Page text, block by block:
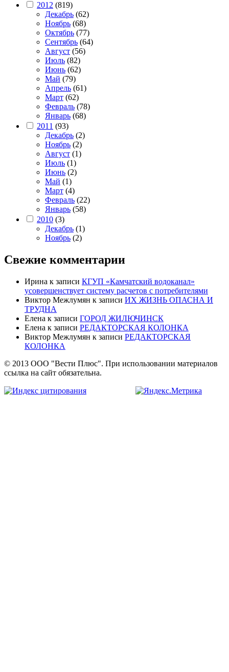
2012 (819)
Декабрь (62)
Ноябрь (68)
Октябрь (77)
Сентябрь (64)
Август (56)
Июль (82)
Июнь (62)
Май (79)
Апрель (61)
Март (62)
Февраль (78)
Январь (68)
2011 (93)
Декабрь (2)
Ноябрь (2)
Август (1)
Июль (1)
Июнь (2)
Май (1)
Март (4)
Февраль (22)
Январь (58)
2010 (3)
Декабрь (1)
Ноябрь (2)
Свежие комментарии
Ирина к записи КГУП «Камчатский водоканал»
усовершенствует систему расчетов с потребителями
Виктор Межлумян к записи ИХ ЖИЗНЬ ОПАСНА И
ТРУДНА
Елена к записи ГОРОД ЖИЛЮЧИНСК
Елена к записи РЕДАКТОРСКАЯ КОЛОНКА
Виктор Межлумян к записи РЕДАКТОРСКАЯ
КОЛОНКА
© 2013 ООО "Вести Плюс". При использовании материалов
ссылка на сайт обязательна.